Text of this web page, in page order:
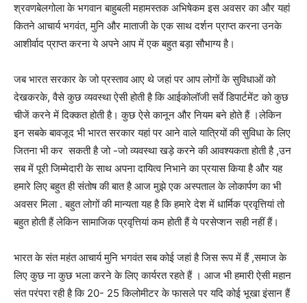
श्रवणबेलगोला के भगवान बाहुबली महामस्तक अभिषेकम इस अवसर का और यहां
कितने आचार्य भगवंत, मुनि और माताजी के एक साथ दर्शन प्राप्त करना उनके
आशीर्वाद प्राप्त करना ये अपने आप में एक बहुत बड़ा सौभाग्य है।
जब भारत सरकार के जो प्रस्ताव आए थे जहां पर आप लोगों के सुविधाओं को
देखकरके, वैसे कुछ व्यवस्था ऐसी होती है कि आईकोलॉजी सर्वे डिपार्टमेंट को कुछ
चीजें करने में दिक्कत होती है। कुछ ऐसे कानून और नियम बने होते हैं ।लेकिन
इन सबके बावजूद भी भारत सरकार यहां पर आने वाले यात्रियों की सुविधा के लिए
जितना भी कर सकती है जो -जो व्यवस्था खड़े करने की आवश्यकता होती है ,उन
सब में पूरी जिम्मेदारी के साथ अपना दायित्व निभाने का प्रयास किया है और यह
हमारे लिए बहुत ही संतोष की बात है आज मुझे एक अस्पताल के लोकार्पण का भी
अवसर मिला . बहुत लोगों की मान्यता यह है कि हमारे देश में धार्मिक प्रवृत्तियां तो
बहुत होती हैं लेकिन सामाजिक प्रवृत्तियां कम होती हैं ये परसेप्शन सही नहीं हैं।
भारत के संत महंत आचार्य मुनि भगवंत सब कोई जहां है जिस रूप में हैं ,समाज के
लिए कुछ ना कुछ भला करने के लिए कार्यरत रहते हैं । आज भी हमारी ऐसी महान
संत परंपरा रही है कि 20- 25 किलोमीटर के फासले पर यदि कोई भूखा इंसान हैं